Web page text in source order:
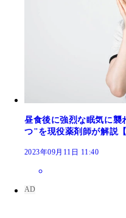
昼食後に強烈な眠気に
つ"を現役薬剤師が解説
2023年09月11日 11:40